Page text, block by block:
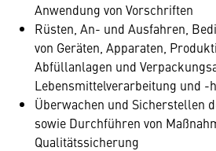
Anwendung von Vorschriften
Rüsten, An- und Ausfahren,
von Geräten, Apparaten,
Abfüllanlagen und
Lebensmittelverarbeitung und -
Überwachen und Sicherstellen
sowie Durchführen von
Qualitätssicherung